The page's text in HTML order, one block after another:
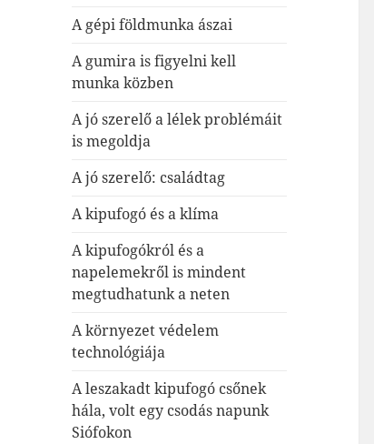
A gépi földmunka ászai
A gumira is figyelni kell
munka közben
A jó szerelő a lélek problémáit
is megoldja
A jó szerelő: családtag
A kipufogó és a klíma
A kipufogókról és a
napelemekről is mindent
megtudhatunk a neten
A környezet védelem
technológiája
A leszakadt kipufogó csőnek
hála, volt egy csodás napunk
Siófokon